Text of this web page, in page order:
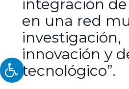
integración
en una red
investigación,
innovación y
tecnológico”.